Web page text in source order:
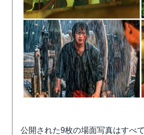
公開された9枚の場面写真はすべ